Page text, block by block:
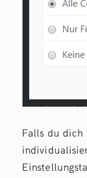
Falls du dich